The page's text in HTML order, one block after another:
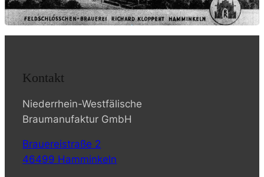
Kontakt
Niederrhein-Westfälische
Braumanufaktur GmbH
Brauereistraße 2
46499 Hamminkeln